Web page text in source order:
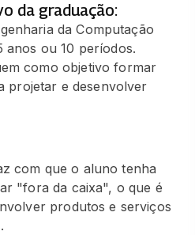
da graduação:
da Computação
anos ou 10 períodos.
como objetivo formar
projetar e desenvolver
com que o aluno tenha
"fora da caixa", o que é
produtos e serviços